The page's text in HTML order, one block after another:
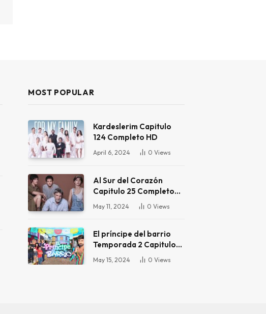
MOST POPULAR
Kardeslerim Capitulo
124 Completo HD
April 6, 2024 0 Views
Al Sur del Corazón
Capitulo 25 Completo
May 11, 2024 0 Views
El príncipe del barrio
Temporada 2 Capitulo
16 Completo HD
May 15, 2024 0 Views